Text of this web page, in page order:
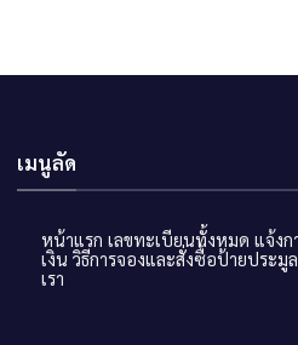
เมนูลัด
หน้าแรก เลขทะเบียนทั้งหมด แจ้งก
เงิน วิธีการจองและสั่งซื้อป้ายประมูล
เรา